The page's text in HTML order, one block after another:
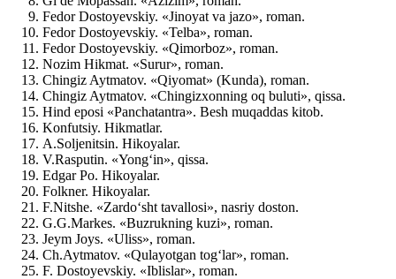
Fedor Dostoyevskiy. «Jinoyat va jazo», roman.
Fedor Dostoyevskiy. «Telba», roman.
Fedor Dostoyevskiy. «Qimorboz», roman.
Nozim Hikmat. «Surur», roman.
Chingiz Aytmatov. «Qiyomat» (Kunda), roman.
Chingiz Aytmatov. «Chingizxonning oq buluti», qissa.
Hind eposi «Panchatantra». Besh muqaddas kitob.
Konfutsiy. Hikmatlar.
A.Soljenitsin. Hikoyalar.
V.Rasputin. «Yong‘in», qissa.
Edgar Po. Hikoyalar.
Folkner. Hikoyalar.
F.Nitshe. «Zardo‘sht tavallosi», nasriy doston.
G.G.Markes. «Buzrukning kuzi», roman.
Jeym Joys. «Uliss», roman.
Ch.Aytmatov. «Qulayotgan tog‘lar», roman.
F. Dostoyevskiy. «Iblislar», roman.